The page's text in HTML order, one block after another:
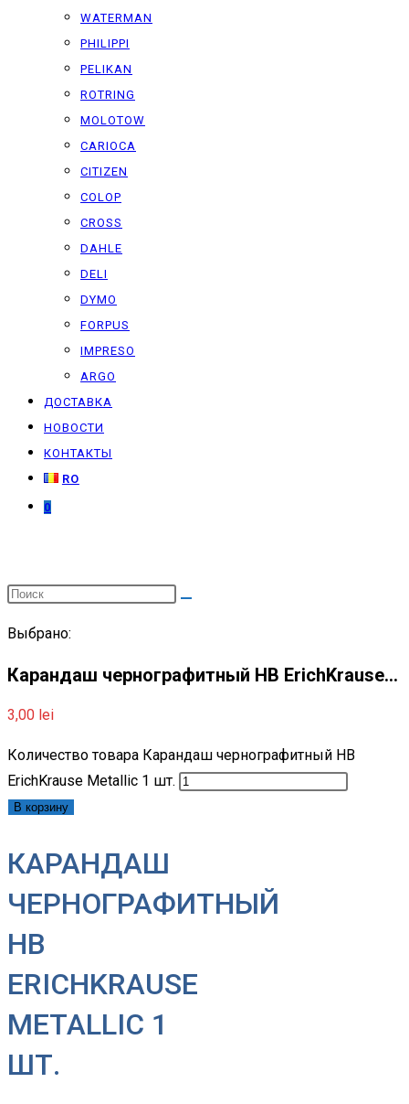
WATERMAN
PHILIPPI
PELIKAN
ROTRING
MOLOTOW
CARIOCA
CITIZEN
COLOP
CROSS
DAHLE
DELI
DYMO
FORPUS
IMPRESO
ARGO
ДОСТАВКА
НОВОСТИ
КОНТАКТЫ
RO
0
Выбрано:
Карандаш чернографитный HB ErichKrause…
3,00 lei
Количество товара Карандаш чернографитный HB
ErichKrause Metallic 1 шт.
В корзину
КАРАНДАШ
ЧЕРНОГРАФИТНЫЙ
HB
ERICHKRAUSE
METALLIC 1
ШТ.